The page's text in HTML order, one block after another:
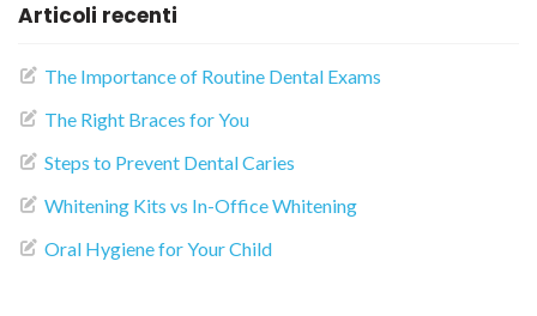
f
:
Articoli recenti
The Importance of Routine Dental Exams
The Right Braces for You
Steps to Prevent Dental Caries
Whitening Kits vs In-Office Whitening
Oral Hygiene for Your Child